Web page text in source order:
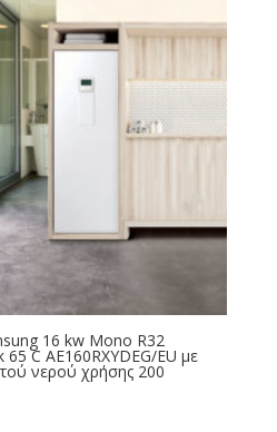
16 kw Mono R32
C AE160RXYDEG/EU με
νερού χρήσης 200